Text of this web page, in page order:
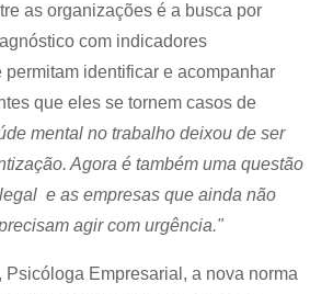
as organizações é a busca por
com indicadores
permitam identificar e acompanhar
que eles se tornem casos de
mental no trabalho deixou de ser
Agora é também uma questão
e as empresas que ainda não
agir com urgência."
Psicóloga Empresarial, a nova norma